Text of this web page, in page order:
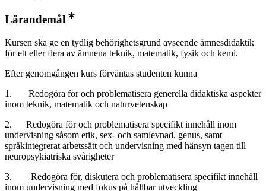
Lärandemål
Kursen ska ge en tydlig behörighetsgrund avseende ämnesdidaktik
för ett eller flera av ämnena teknik, matematik, fysik och kemi.
Efter genomgången kurs förväntas studenten kunna
1. Redogöra för och problematisera generella didaktiska aspekter
inom teknik, matematik och naturvetenskap
2. Redogöra för och problematisera specifikt innehåll inom
undervisning såsom etik, sex- och samlevnad, genus, samt
språkintegrerat arbetssätt och undervisning med hänsyn tagen till
neuropsykiatriska svårigheter
3. Redogöra för, diskutera och problematisera specifikt innehåll
inom undervisning med fokus på hållbar utveckling